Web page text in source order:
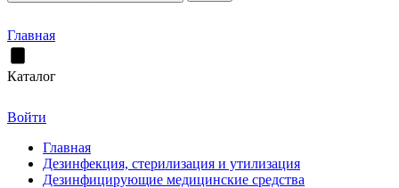
Главная
Каталог
Войти
Главная
Дезинфекция, стерилизация и утилизация
Дезинфицирующие медицинские средства